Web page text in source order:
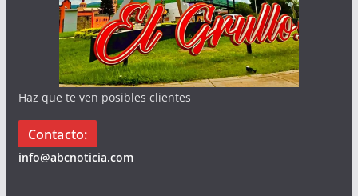
Haz que te ven posibles clientes
Contacto:
info@abcnoticia.com